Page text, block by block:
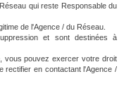
qui reste Responsable du
de l'Agence / du Réseau.
et sont destinées à
vous pouvez exercer votre droit
rectifier en contactant l'Agence /